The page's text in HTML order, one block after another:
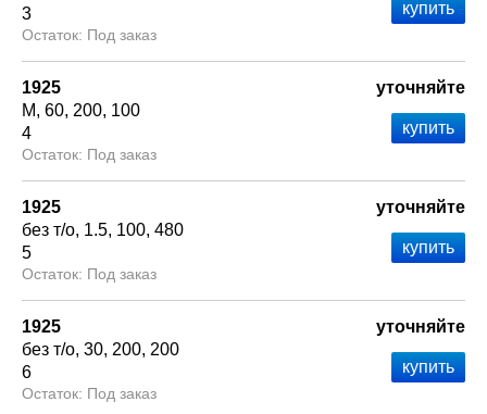
3
Под заказ
1925
М 60 200 100
4
Под заказ
уточняйте
1925
без т/о 1.5 100 480
5
Под заказ
уточняйте
1925
без т/о 30 200 200
6
Под заказ
уточняйте